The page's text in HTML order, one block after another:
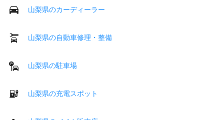
山梨県のカーディーラー
山梨県の自動車修理・整備
山梨県の駐車場
山梨県の充電スポット